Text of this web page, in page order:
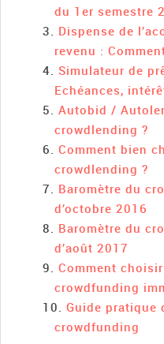
du 1er semestre
Dispense de
revenu :
Simulateur de
Echéances,
Autobid /
crowdlending ?
Comment bien
crowdlending ?
Baromètre du
d’octobre 2016
Baromètre du
d’août 2017
Comment
crowdfunding
Guide pratique
crowdfunding